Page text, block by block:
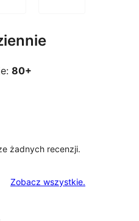
80+
żadnych recenzji.
Zobacz wszystkierecenzje
.